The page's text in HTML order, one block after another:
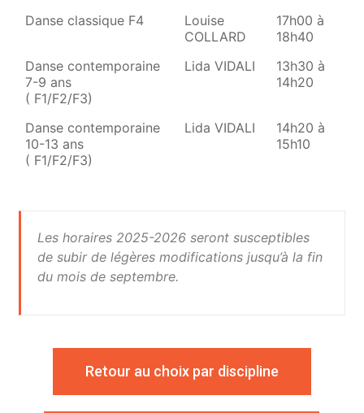
Danse classique F4
Louise
COLLARD
17h00 à
18h40
Danse contemporaine
7-9 ans
( F1/F2/F3)
Lida VIDALI
13h30 à
14h20
Danse contemporaine
10-13 ans
( F1/F2/F3)
Lida VIDALI
14h20 à
15h10
Les horaires 2025-2026 seront susceptibles
de subir de légères modifications jusqu’à la fin
du mois de septembre.
Retour au choix par discipline